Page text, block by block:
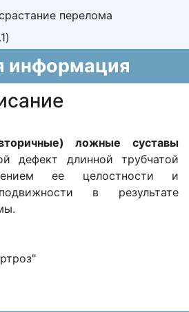
перелома
информация
ложные суставы
дефект длинной трубчатой
ее целостности и
в результате